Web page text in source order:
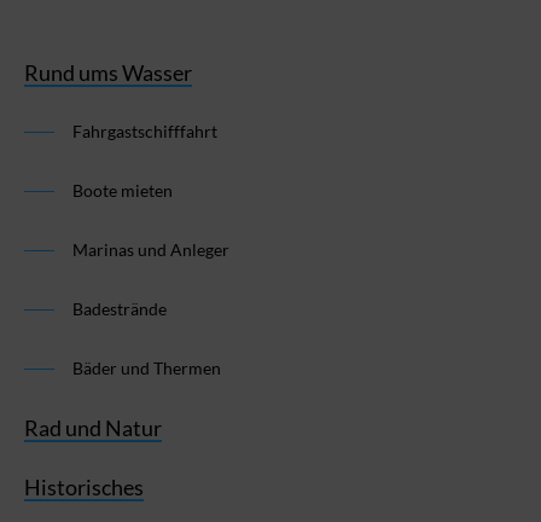
Rund ums Wasser
Fahrgastschifffahrt
Boote mieten
Marinas und Anleger
Badestrände
Bäder und Thermen
Rad und Natur
Historisches